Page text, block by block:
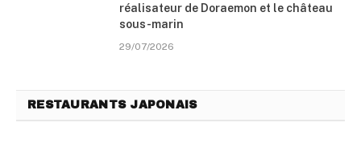
réalisateur de Doraemon et le château
sous-marin
29/07/2026
RESTAURANTS JAPONAIS